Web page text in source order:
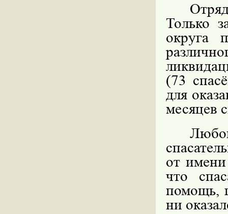
Только
округа
(73
для
месяцев
от имени
что
помощь,
ни